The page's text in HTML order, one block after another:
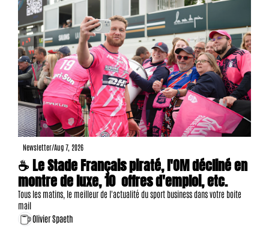
Newsletter/Aug 7, 2026
☕ Le Stade Français piraté, l'OM décliné en
montre de luxe, 10  offres d'emploi, etc.
Tous les matins, le meilleur de l'actualité du sport business dans votre boite
mail
Olivier Spaeth